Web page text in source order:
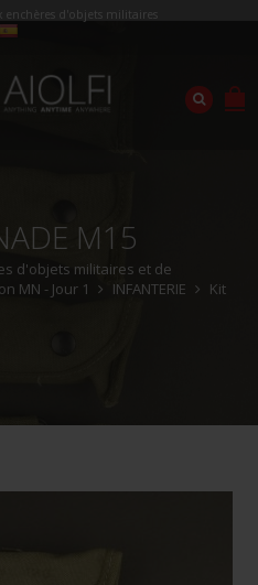
enchères d'objets militaires
M15
d'objets militaires et de
MN - Jour 1 INFANTERIE
Kit